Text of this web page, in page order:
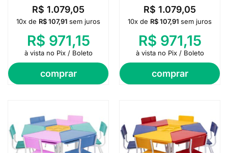
R$ 1.079,05
comprar
10x de R$107,91 sem juros
R$ 971,15
à vista no Pix / Boleto
R$ 1.079,05
comprar
10x de R$107,91 sem juros
R$ 971,15
à vista no Pix / Boleto